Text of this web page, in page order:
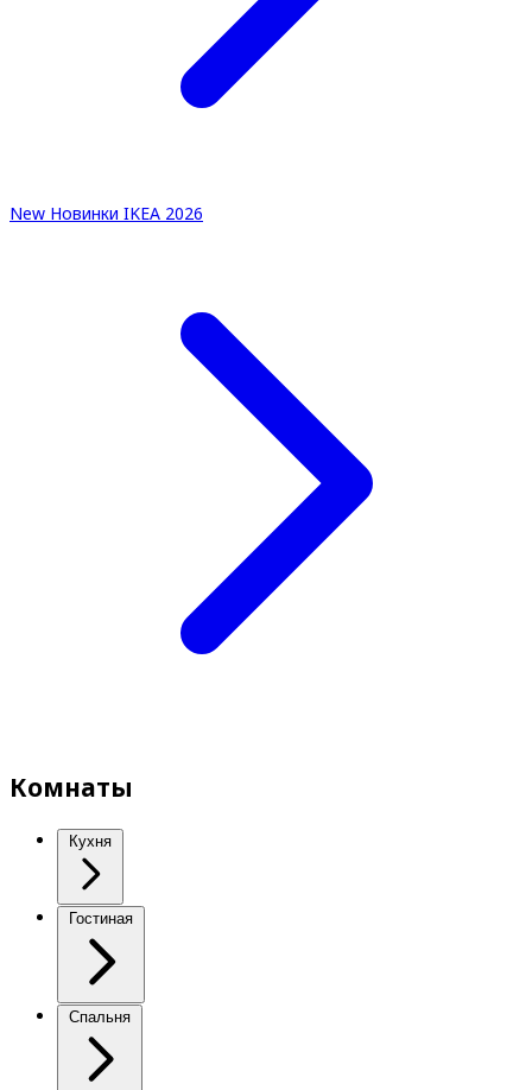
New Новинки IKEA 2026
Комнаты
Кухня
Гостиная
Спальня